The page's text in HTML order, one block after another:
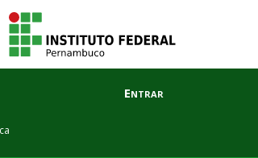
Entrar